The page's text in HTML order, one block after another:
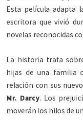
Esta película adapta
escritora que vivió
novelas reconocidas
La historia trata
hijas de una familia
relación con sus
Mr. Darcy. Los
moverán los hilos de